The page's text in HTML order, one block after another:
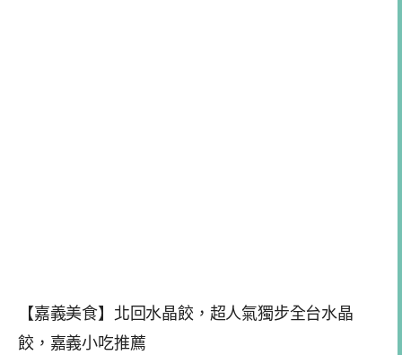
【嘉義美食】北回水晶餃，超人氣獨步全台水晶
餃，嘉義小吃推薦